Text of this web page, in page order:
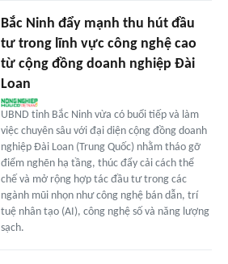
Bắc Ninh đẩy mạnh thu hút đầu
tư trong lĩnh vực công nghệ cao
từ cộng đồng doanh nghiệp Đài
Loan
UBND tỉnh Bắc Ninh vừa có buổi tiếp và làm
việc chuyên sâu với đại diện cộng đồng doanh
nghiệp Đài Loan (Trung Quốc) nhằm tháo gỡ
điểm nghẽn hạ tầng, thúc đẩy cải cách thể
chế và mở rộng hợp tác đầu tư trong các
ngành mũi nhọn như công nghệ bán dẫn, trí
tuệ nhân tạo (AI), công nghệ số và năng lượng
sạch.